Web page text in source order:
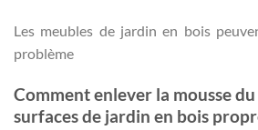
Les meubles de jardin en bois
problème
Comment enlever la mousse du
surfaces de jardin en bois